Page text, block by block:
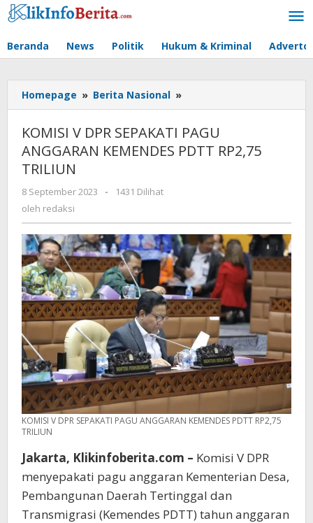
Lewati
ke
Beranda News Politik Hukum & Kriminal
Homepage » Berita Nasional »
V
SEPAKATI
PAGU
TRILIUN
KOMISI V DPR SEPAKATI PAGU
ANGGARAN KEMENDES PDTT RP2,75
TRILIUN
8 September 2023
oleh
-
1431 Dilihat
oleh redaksi
KOMISI V DPR SEPAKATI PAGU ANGGARAN KEMENDES PDTT RP2,75
TRILIUN
Jakarta, Klikinfoberita.com – Komisi V DPR
menyepakati pagu anggaran Kementerian Desa,
Pembangunan Daerah Tertinggal dan
Transmigrasi (Kemendes PDTT) tahun anggaran